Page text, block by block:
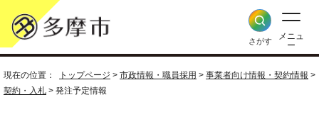
さがす
メニュ
ー
現在の位置： トップページ > 市政情報・職員採用 > 事業者向け情報・契約情報 >
契約・入札 > 発注予定情報